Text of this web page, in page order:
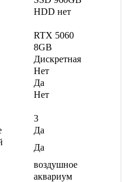
HDD нет
RTX 5060
8GB
Дискретная
Нет
Да
Нет
3
Да
Да
воздушное
аквариум